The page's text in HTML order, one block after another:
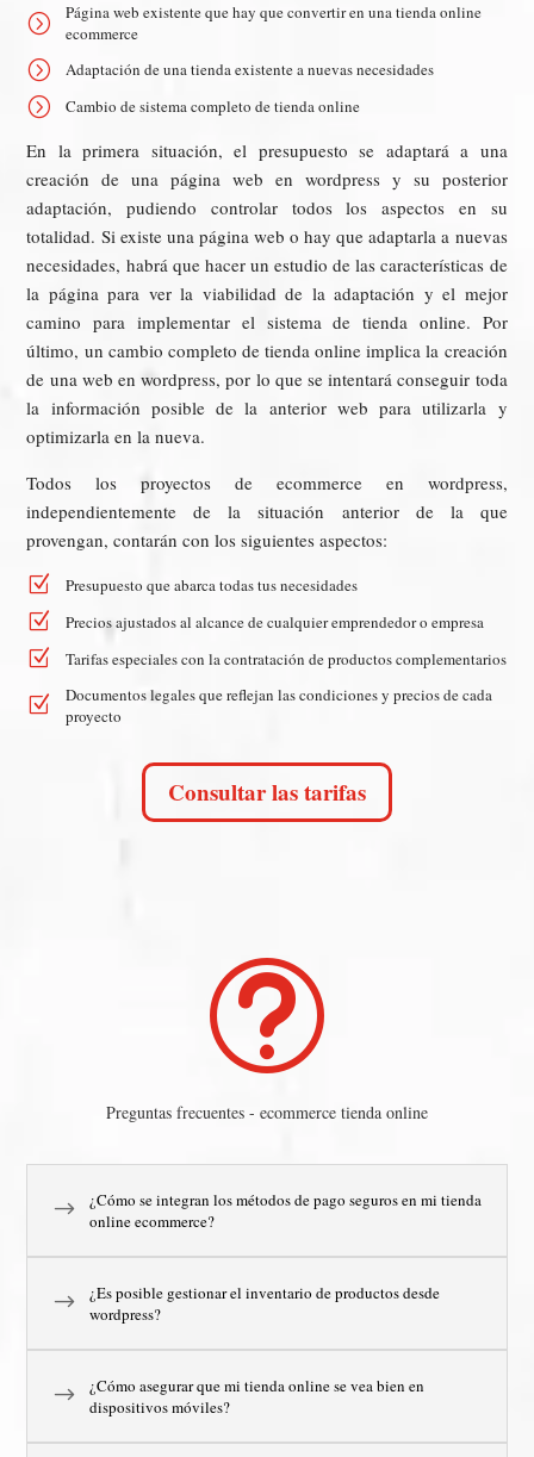
=
Página web existente que hay que convertir en una tienda online
ecommerce
= Adaptación de una tienda existente a nuevas necesidades
= Cambio de sistema completo de tienda online
En la primera situación, el presupuesto se adaptará a una
creación de una página web en wordpress y su posterior
adaptación, pudiendo controlar todos los aspectos en su
totalidad. Si existe una página web o hay que adaptarla a nuevas
necesidades, habrá que hacer un estudio de las características de
la página para ver la viabilidad de la adaptación y el mejor
camino para implementar el sistema de tienda online. Por
último, un cambio completo de tienda online implica la creación
de una web en wordpress, por lo que se intentará conseguir toda
la información posible de la anterior web para utilizarla y
optimizarla en la nueva.
Todos los proyectos de ecommerce en wordpress,
independientemente de la situación anterior de la que
provengan, contarán con los siguientes aspectos:
Z
Presupuesto que abarca todas tus necesidades
Z Precios ajustados al alcance de cualquier emprendedor o empresa
Z Tarifas especiales con la contratación de productos complementarios
Z
Documentos legales que reflejan las condiciones y precios de cada
proyecto
Consultar las tarifas
t
Preguntas frecuentes - ecommerce tienda online
$
¿Cómo se integran los métodos de pago seguros en mi tienda
online ecommerce?
$
¿Es posible gestionar el inventario de productos desde
wordpress?
$
¿Cómo asegurar que mi tienda online se vea bien en
dispositivos móviles?